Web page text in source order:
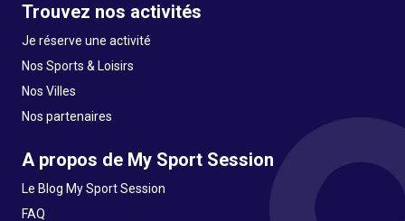
Trouvez nos activités
Je réserve une activité
Nos Sports & Loisirs
Nos Villes
Nos partenaires
A propos de My Sport Session
Le Blog My Sport Session
FAQ